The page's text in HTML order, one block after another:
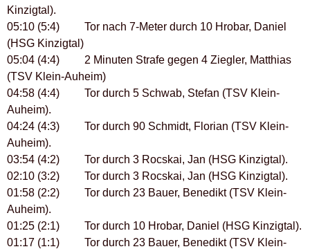
Kinzigtal).
05:10 (5:4) Tor nach 7-Meter durch 10 Hrobar, Daniel
(HSG Kinzigtal)
05:04 (4:4) 2 Minuten Strafe gegen 4 Ziegler, Matthias
(TSV Klein-Auheim)
04:58 (4:4) Tor durch 5 Schwab, Stefan (TSV Klein-
Auheim).
04:24 (4:3) Tor durch 90 Schmidt, Florian (TSV Klein-
Auheim).
03:54 (4:2) Tor durch 3 Rocskai, Jan (HSG Kinzigtal).
02:10 (3:2) Tor durch 3 Rocskai, Jan (HSG Kinzigtal).
01:58 (2:2) Tor durch 23 Bauer, Benedikt (TSV Klein-
Auheim).
01:25 (2:1) Tor durch 10 Hrobar, Daniel (HSG Kinzigtal).
01:17 (1:1) Tor durch 23 Bauer, Benedikt (TSV Klein-